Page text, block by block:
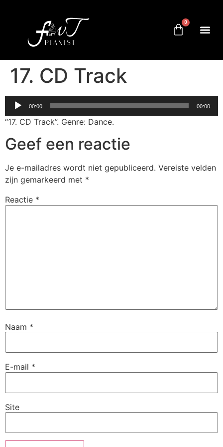
0
17. CD Track
Audiospeler
00:00 00:00
“17. CD Track”. Genre: Dance.
Geef een reactie
Je e-mailadres wordt niet gepubliceerd. Vereiste velden
zijn gemarkeerd met *
Reactie *
Naam *
E-mail *
Site